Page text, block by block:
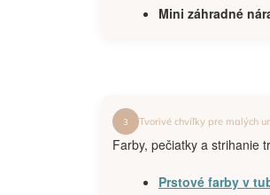
Mini záhradné
3 Tvorivé chvíľky pre malých
Farby, pečiatky a strihanie
Prstové farby v